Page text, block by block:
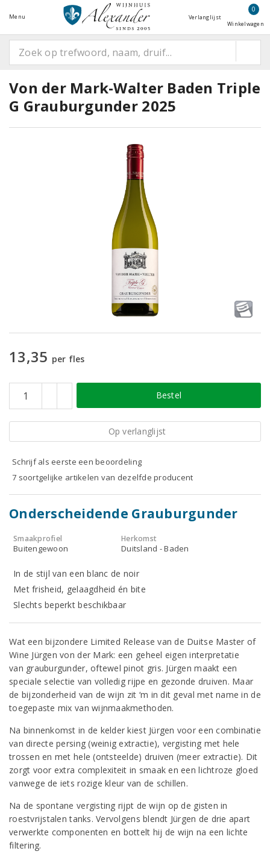
Menu Verlanglijst
0
Winkelwagen
Von der Mark-Walter Baden Triple
G Grauburgunder 2025
13,35 per fles
Bestel
Op verlanglijst
Schrijf als eerste een beoordeling
7 soortgelijke artikelen van dezelfde producent
Onderscheidende Grauburgunder
Smaakprofiel
Buitengewoon
Herkomst
Duitsland - Baden
In de stijl van een blanc de noir
Met frisheid, gelaagdheid én bite
Slechts beperkt beschikbaar
Wat een bijzondere Limited Release van de Duitse Master of
Wine Jürgen von der Mark: een geheel eigen interpretatie
van grauburgunder, oftewel pinot gris. Jürgen maakt een
speciale selectie van volledig rijpe en gezonde druiven. Maar
de bijzonderheid van de wijn zit ‘m in dit geval met name in de
toegepaste mix van wijnmaakmethoden.
Na binnenkomst in de kelder kiest Jürgen voor een combinatie
van directe persing (weinig extractie), vergisting met hele
trossen en met hele (ontsteelde) druiven (meer extractie). Dit
zorgt voor extra complexiteit in smaak en een lichtroze gloed
vanwege de iets rozige kleur van de schillen.
Na de spontane vergisting rijpt de wijn op de gisten in
roestvrijstalen tanks. Vervolgens blendt Jürgen de drie apart
verwerkte componenten en bottelt hij de wijn na een lichte
filtering.